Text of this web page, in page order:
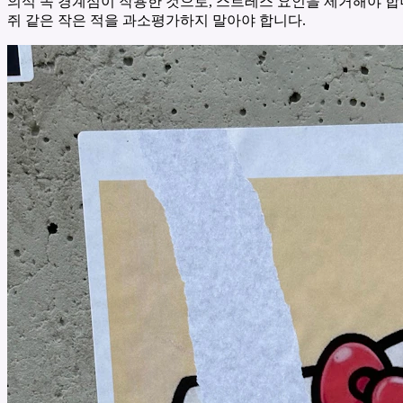
쥐 같은 작은 적을 과소평가하지 말아야 합니다.